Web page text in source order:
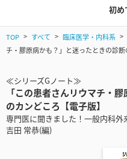
初め
TOP すべて 臨床医学・内科系
チ・膠原病かも？」と迷ったときの診
≪シリーズGノート≫
「この患者さんリウマチ・
のカンどころ【電子版】
専門医に聞きました！一般内科
吉田 常恭(編)